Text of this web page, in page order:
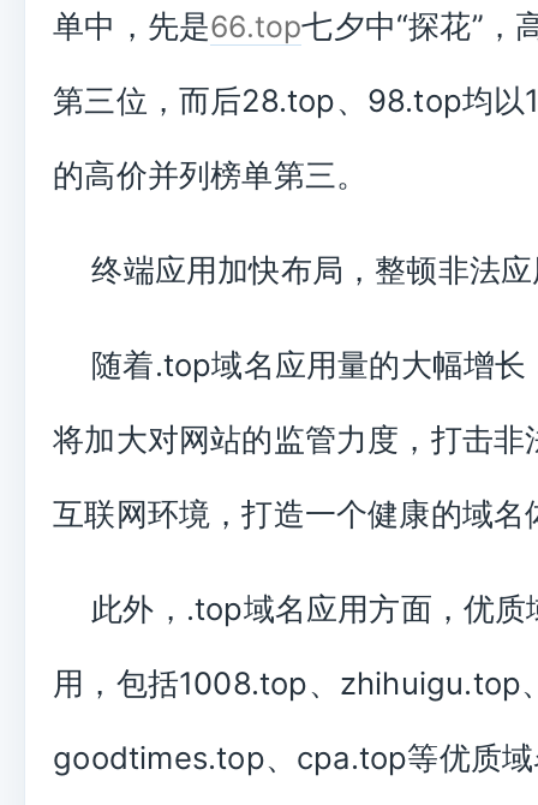
单中，先是66.top七夕中“探花”，
第三位，而后28.top、98.top均以
的高价并列榜单第三。
终端应用加快布局，整顿非法
随着.top域名应用量的大幅增
将加大对网站的监管力度，打击非
互联网环境，打造一个健康的域名
此外，.top域名应用方面，优质
用，包括1008.top、zhihuigu.top
goodtimes.top、cpa.top等优质